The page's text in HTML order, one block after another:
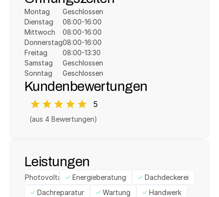
Montag
Dienstag
Mittwoch
Donnerstag
Freitag
Samstag
Sonntag
Geschlossen
08:00-16:00
08:00-16:00
08:00-16:00
08:00-13:30
Geschlossen
Geschlossen
Kundenbewertungen
5
(aus 4 Bewertungen)
Leistungen
Photovoltaik Energieberatung
Dachdeckerei
Dachreparatur
Wartung Handwerk